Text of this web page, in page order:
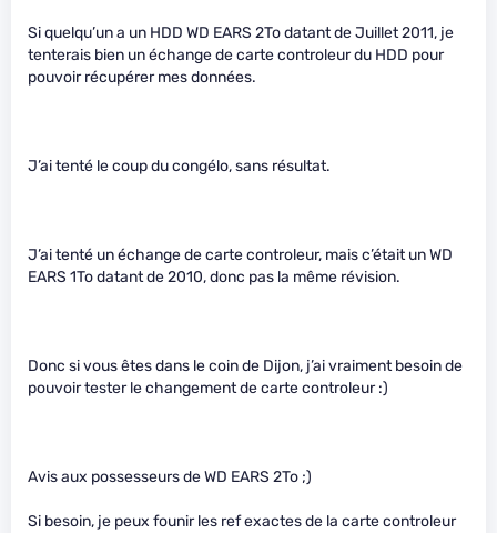
Si quelqu’un a un HDD WD EARS 2To datant de Juillet 2011, je
tenterais bien un échange de carte controleur du HDD pour
pouvoir récupérer mes données.
J’ai tenté le coup du congélo, sans résultat.
J’ai tenté un échange de carte controleur, mais c’était un WD
EARS 1To datant de 2010, donc pas la même révision.
Donc si vous êtes dans le coin de Dijon, j’ai vraiment besoin de
pouvoir tester le changement de carte controleur :)
Avis aux possesseurs de WD EARS 2To ;)
Si besoin, je peux founir les ref exactes de la carte controleur